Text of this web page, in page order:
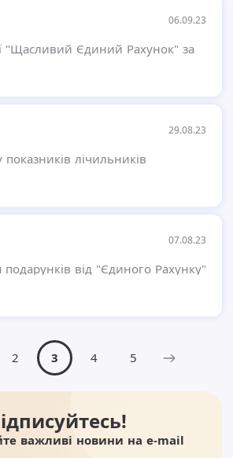
06.09.23
"Щасливий Єдиний Рахунок" за
29.08.23
лічильників
07.08.23
від "Єдиного Рахунку"
2 3 4 5
важливі новини на e-mail